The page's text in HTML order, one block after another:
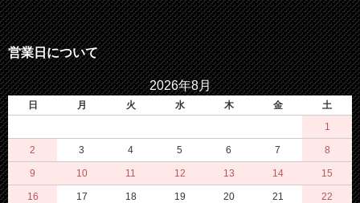
営業日について
2026年8月
日 月 火 水 木 金
土
1
2 3 4 5 6 7 8
9 10 11 12 13 14 15
16 17 18 19 20 21 22